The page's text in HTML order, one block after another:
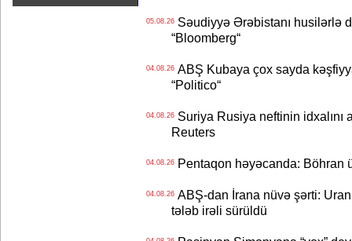
05.08.26Səudiyyə Ərəbistanı husilərlə
“Bloomberg“
04.08.26ABŞ Kubaya çox sayda
“Politico“
04.08.26Suriya Rusiya neftinin idxalını
Reuters
04.08.26Pentaqon həyəcanda: Böhran
04.08.26ABŞ-dan İrana nüvə şərti: Uran
tələb irəli sürüldü